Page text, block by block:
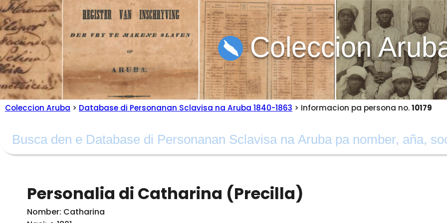
Coleccion
Coleccion Aruba > Database di Personanan Sclavisa na Aruba 1840-1863 > Informacion pa persona no.10179
Personalia di Catharina (Precilla)
Nomber: Catharina